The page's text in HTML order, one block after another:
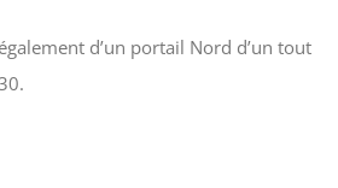
d’un portail Nord d’un tout